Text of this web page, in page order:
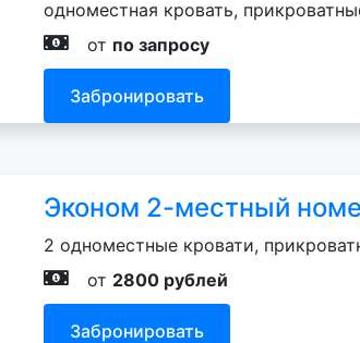
одноместная кровать,
от по запросу
Забронировать
Эконом 2-местный
2 одноместные кровати,
от 2800 рублей
Забронировать